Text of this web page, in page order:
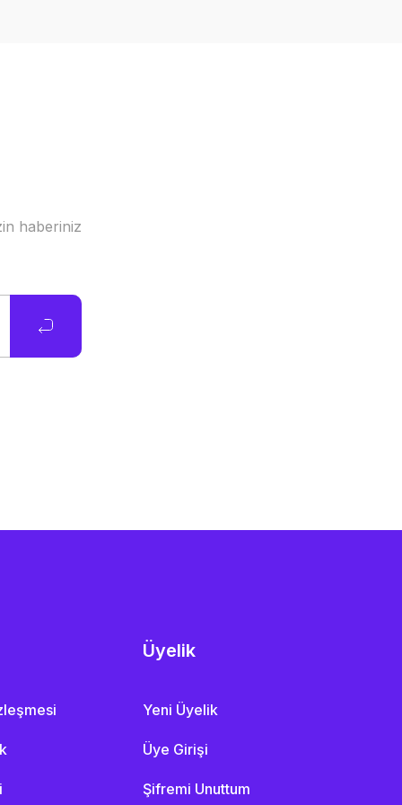
haberiniz
Üyelik
Yeni Üyelik
Üye Girişi
Şifremi Unuttum